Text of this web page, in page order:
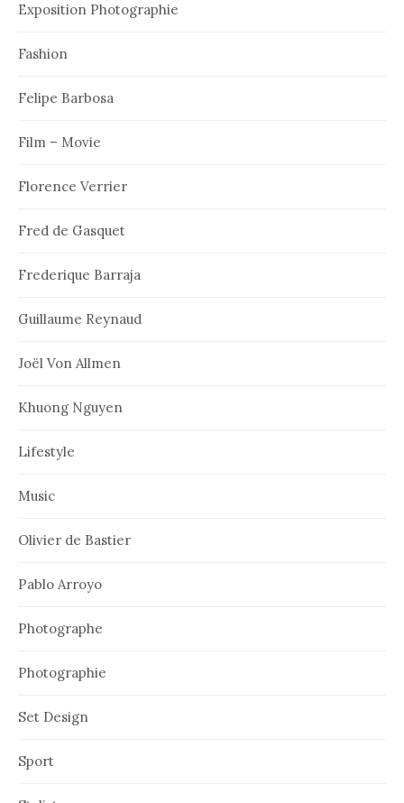
Exposition Photographie
Fashion
Felipe Barbosa
Film – Movie
Florence Verrier
Fred de Gasquet
Frederique Barraja
Guillaume Reynaud
Joël Von Allmen
Khuong Nguyen
Lifestyle
Music
Olivier de Bastier
Pablo Arroyo
Photographe
Photographie
Set Design
Sport